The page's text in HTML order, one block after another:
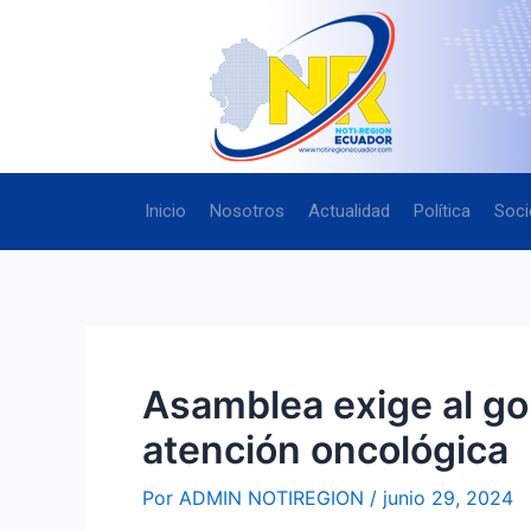
Inicio Nosotros Actualidad Política
Asamblea exige al
atención oncológica
Por ADMIN NOTIREGION / junio 29, 2024
entradas